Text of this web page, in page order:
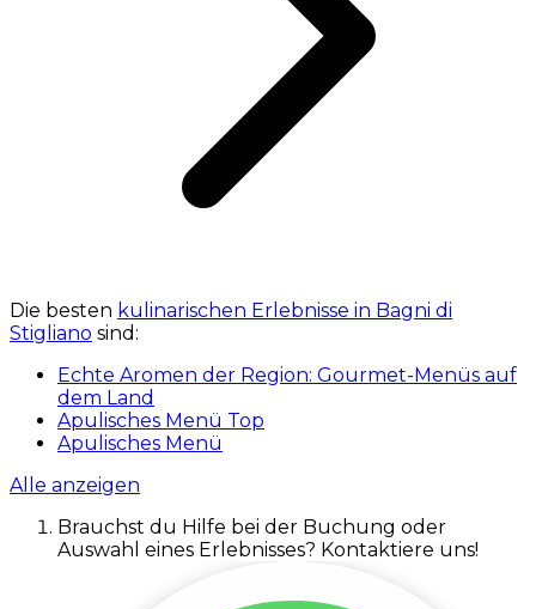
Die besten kulinarischen Erlebnisse in Bagni di
Stigliano sind:
Echte Aromen der Region: Gourmet-Menüs auf
dem Land
Apulisches Menü Top
Apulisches Menü
Alle anzeigen
Brauchst du Hilfe bei der Buchung oder
Auswahl eines Erlebnisses? Kontaktiere uns!